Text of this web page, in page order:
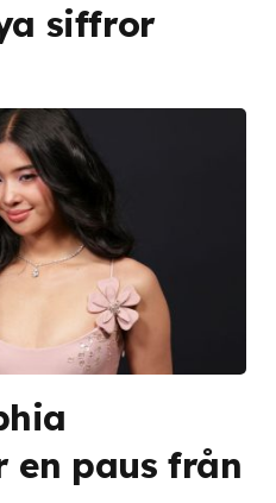
siffror
en paus från